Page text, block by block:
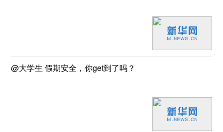
@大学生 假期安全，你get到了吗？